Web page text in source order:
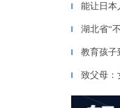
▎ 能让日本
▎ 湖北省“
▎ 教育孩子
▎ 致父母：